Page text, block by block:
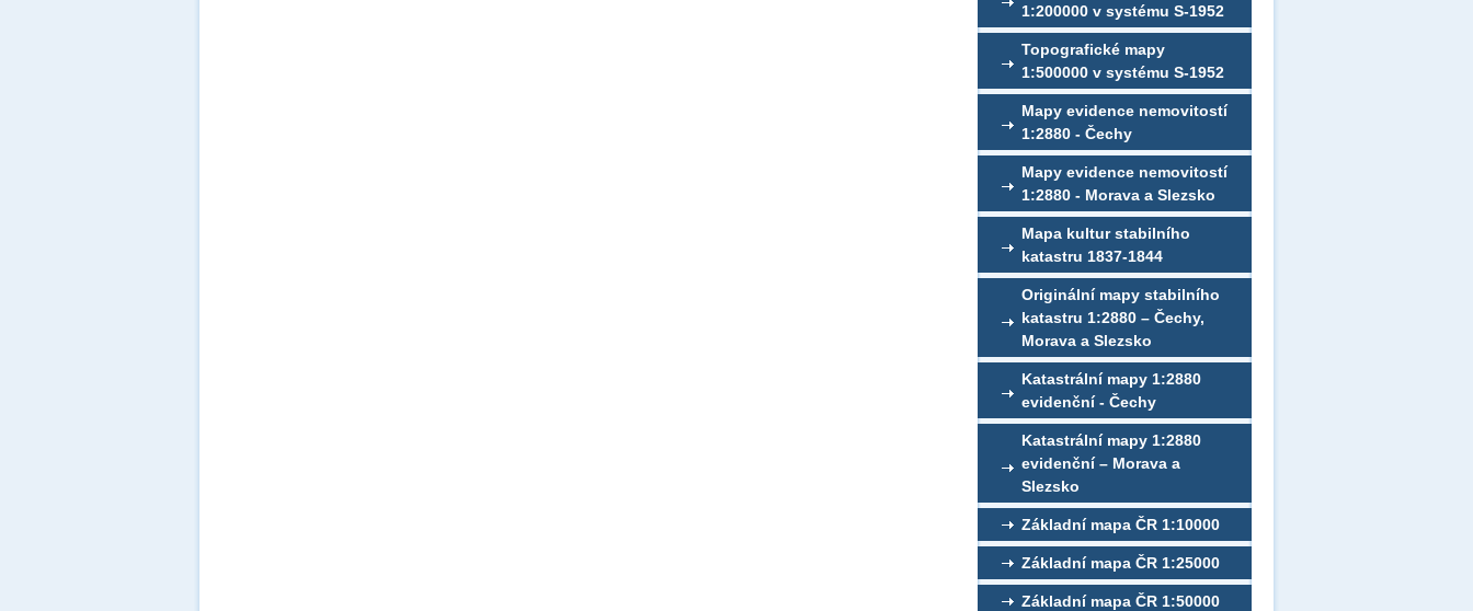
1:200000 v systému S-1952
Topografické mapy
1:500000 v systému S-1952
Mapy evidence nemovitostí
1:2880 - Čechy
Mapy evidence nemovitostí
1:2880 - Morava a Slezsko
Mapa kultur stabilního
katastru 1837-1844
Originální mapy stabilního
katastru 1:2880 – Čechy,
Morava a Slezsko
Katastrální mapy 1:2880
evidenční - Čechy
Katastrální mapy 1:2880
evidenční – Morava a
Slezsko
Základní mapa ČR 1:10000
Základní mapa ČR 1:25000
Základní mapa ČR 1:50000